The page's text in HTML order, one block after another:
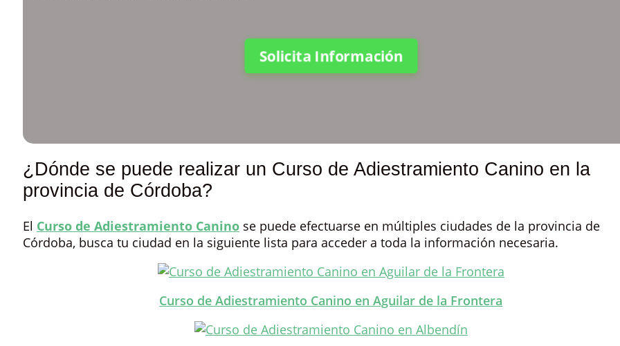
Solicita Información
¿Dónde se puede realizar un Curso de Adiestramiento Canino en la
provincia de Córdoba?
El Curso de Adiestramiento Canino se puede efectuarse en múltiples ciudades de la provincia de
Córdoba, busca tu ciudad en la siguiente lista para acceder a toda la información necesaria.
Curso de Adiestramiento Canino en Aguilar de la Frontera